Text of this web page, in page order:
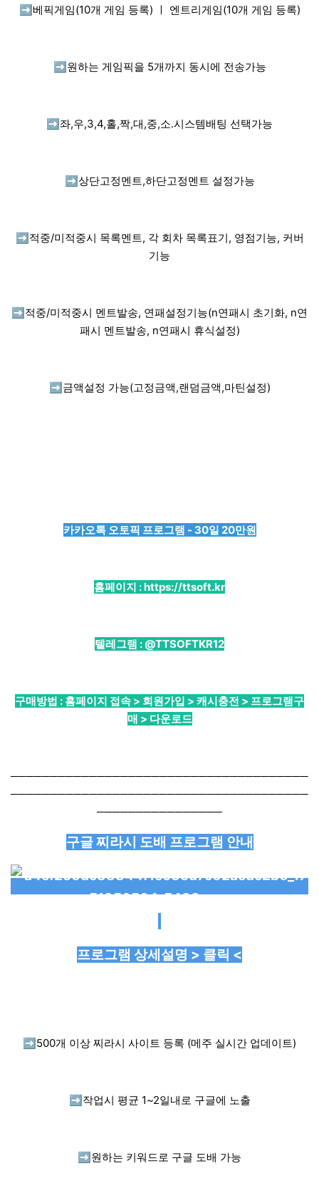
➡️ 베픽게임(10개 게임 등록) ㅣ 엔트리게임(10개 게임 등록)
➡️ 원하는 게임픽을 5개까지 동시에 전송가능
➡️ 좌,우,3,4,홀,짝,대,중,소.시스템배팅 선택가능
➡️ 상단고정멘트,하단고정멘트 설정가능
➡️ 적중/미적중시 목록멘트, 각 회차 목록표기, 영점기능, 커버
기능
➡️ 적중/미적중시 멘트발송, 연패설정기능(n연패시 초기화, n연
패시 멘트발송, n연패시 휴식설정)
➡️ 금액설정 가능(고정금액,랜덤금액,마틴설정)
카카오톡 오토픽 프로그램 - 30일 20만원
홈페이지 :https://ttsoft.kr
텔레그램 : @TTSOFTKR12
구매방법 : 홈페이지 접속 > 회원가입 > 캐시충전 > 프로그램구
매 > 다운로드
──────────────────────────────────────
──────────────────────────────────────
────────────────
구글 찌라시 도배 프로그램 안내
프로그램 상세설명 > 클릭 <
➡️ 500개 이상 찌라시 사이트 등록 (메주 실시간 업데이트)
➡️ 작업시 평균 1~2일내로 구글에 노출
➡️ 원하는 키워드로 구글 도배 가능